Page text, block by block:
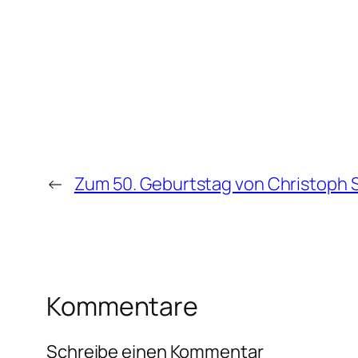
← Zum 50. Geburtstag von Christoph
Kommentare
Schreibe einen Kommentar